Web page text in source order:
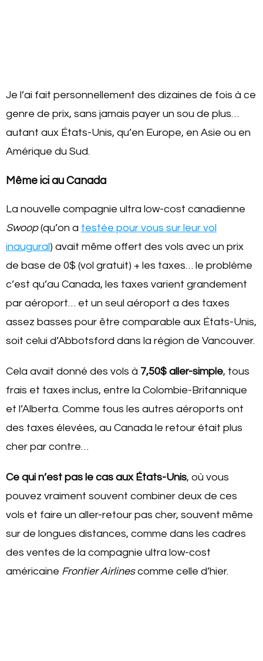
Je l’ai fait personnellement des dizaines de fois à ce
genre de prix, sans jamais payer un sou de plus…
autant aux États-Unis, qu’en Europe, en Asie ou en
Amérique du Sud.
Même ici au Canada
La nouvelle compagnie ultra low-cost canadienne
Swoop(qu’on a testée pour vous sur leur vol
inaugural ) avait même offert des vols avec un prix
de base de 0$ (vol gratuit) + les taxes… le problème
c’est qu’au Canada, les taxes varient grandement
par aéroport… et un seul aéroport a des taxes
assez basses pour être comparable aux États-Unis,
soit celui d’Abbotsford dans la région de Vancouver.
Cela avait donné des vols à 7,50$ aller-simple, tous
frais et taxes inclus, entre la Colombie-Britannique
et l’Alberta. Comme tous les autres aéroports ont
des taxes élevées, au Canada le retour était plus
cher par contre…
Ce qui n’est pas le cas aux États-Unis, où vous
pouvez vraiment souvent combiner deux de ces
vols et faire un aller-retour pas cher, souvent même
sur de longues distances, comme dans les cadres
des ventes de la compagnie ultra low-cost
américaine Frontier Airlinescomme celle d’hier.